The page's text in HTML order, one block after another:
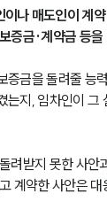
이나 매도인이 계
증금·계약금 등을
증금을 돌려줄 능
는지, 임차인이 그
려받지 못한 사안
계약한 사안은 대